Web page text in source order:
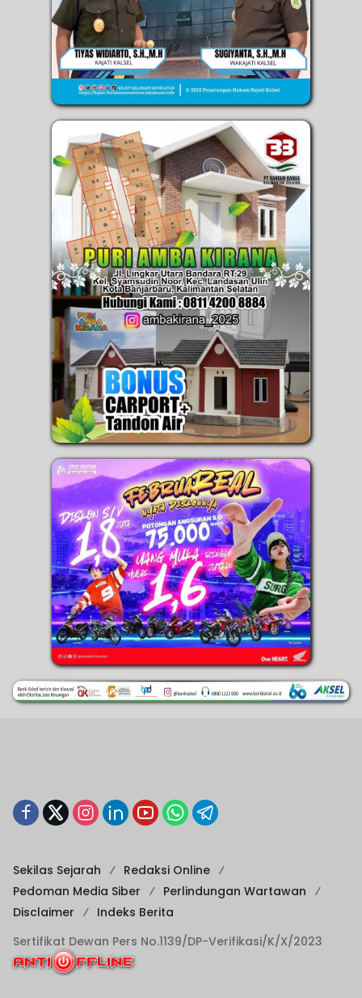
Sekilas Sejarah
Redaksi Online
Pedoman Media Siber
Perlindungan Wartawan
Disclaimer
Indeks Berita
Sertifikat Dewan Pers No.1139/DP-Verifikasi/K/X/2023